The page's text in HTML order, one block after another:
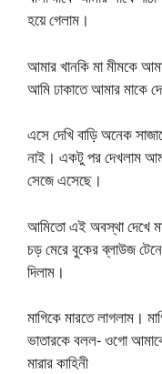
হয়ে গেলাম।
আমার খানকি মা মীমকে
আমি ঢাকাতে আমার মাকে
এসে দেখি বাড়ি অনেক
নাই। একটু পর দেখলাম
সেজে এসেছে।
আমিতো এই অবস্থা দেখে
চড় মেরে বুকের ব্লাউজ
দিলাম।
মাগিকে মারতে লাগলাম।
ভাতারকে বলল- ওগো
মারার কাহিনী